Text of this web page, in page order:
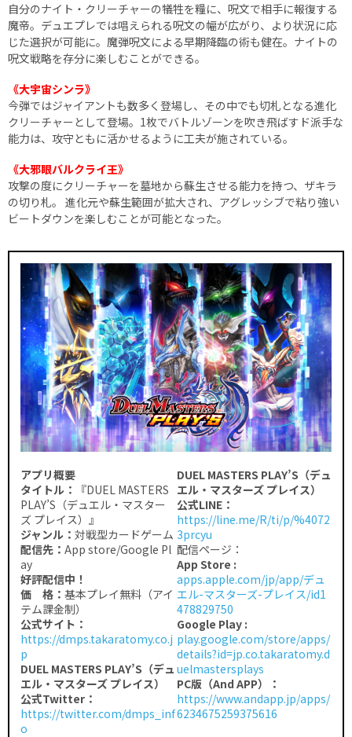
自分のナイト・クリーチャーの犠牲を糧に、呪文で相手に報復する
魔帝。デュエプレでは唱えられる呪文の幅が広がり、より状況に応
じた選択が可能に。魔弾呪文による早期降臨の術も健在。ナイトの
呪文戦略を存分に楽しむことができる。
《大宇宙シンラ》
今弾ではジャイアントも数多く登場し、その中でも切札となる進化
クリーチャーとして登場。1枚でバトルゾーンを吹き飛ばすド派手な
能力は、攻守ともに活かせるように工夫が施されている。
《大邪眼バルクライ王》
攻撃の度にクリーチャーを墓地から蘇生させる能力を持つ、ザキラ
の切り札。 進化元や蘇生範囲が拡大され、アグレッシブで粘り強い
ビートダウンを楽しむことが可能となった。
アプリ概要
タイトル：
『DUEL MASTERS
PLAY’S（デュエル・マスター
ズ プレイス）』
ジャンル： 対戦型カードゲーム
配信先： App store/Google Pl
ay
好評配信中！
価 格： 基本プレイ無料（アイ
テム課金制）
公式サイト：
https://dmps.takaratomy.co.j
p
DUEL MASTERS PLAY’S（デュ
エル・マスターズ プレイス）
公式Twitter：
https://twitter.com/dmps_inf
o
DUEL MASTERS PLAY’S（デュ
エル・マスターズ プレイス）
公式LINE：
https://line.me/R/ti/p/%4072
3prcyu
配信ページ：
App Store :
apps.apple.com/jp/app/デュ
エル-マスターズ-プレイス/id1
478829750
Google Play :
play.google.com/store/apps/
details?id=jp.co.takaratomy.d
uelmastersplays
PC版（And APP）：
https://www.andapp.jp/apps/
6234675259375616